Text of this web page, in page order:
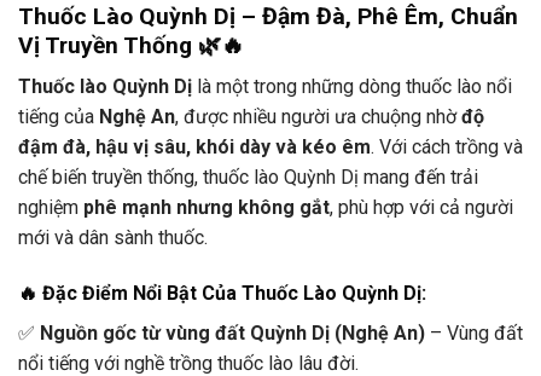
Thuốc Lào Quỳnh Dị – Đậm Đà, Phê Êm, Chuẩn
Vị Truyền Thống 🌿🔥
Thuốc lào Quỳnh Dị là một trong những dòng thuốc lào nổi
tiếng của Nghệ An, được nhiều người ưa chuộng nhờđộ
đậm đà, hậu vị sâu, khói dày và kéo êm. Với cách trồng và
chế biến truyền thống, thuốc lào Quỳnh Dị mang đến trải
nghiệm phê mạnh nhưng không gắt, phù hợp với cả người
mới và dân sành thuốc.
🔥 Đặc Điểm Nổi Bật Của Thuốc Lào Quỳnh Dị:
✅ Nguồn gốc từ vùng đất Quỳnh Dị (Nghệ An) – Vùng đất
nổi tiếng với nghề trồng thuốc lào lâu đời.